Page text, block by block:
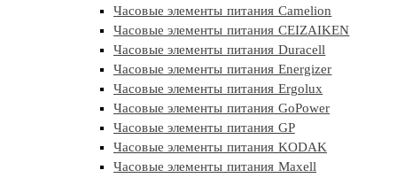
Часовые элементы питания Camelion
Часовые элементы питания CEIZAIKEN
Часовые элементы питания Duracell
Часовые элементы питания Energizer
Часовые элементы питания Ergolux
Часовые элементы питания GoPower
Часовые элементы питания GP
Часовые элементы питания KODAK
Часовые элементы питания Maxell